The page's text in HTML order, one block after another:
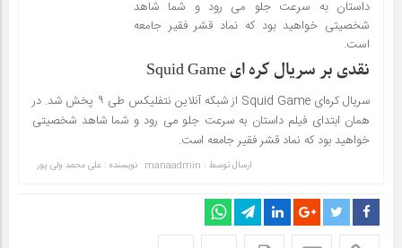
داستان به سرعت جلو می رود و شما شاهد
شخصیتی خواهید بود که نماد قشر فقیر جامعه
است.
نقدی بر سریال کره ای Squid Game
سریال کره‌ای Squid Game از شبکه آنلاین نتفلیکس طی ۹ پخش شد. در
همان ابتدای فیلم داستان به سرعت جلو می رود و شما شاهد شخصیتی
خواهید بود که نماد قشر فقیر جامعه است.
ارسال توسط : manaadmin نویسنده : علی محمد ولی پور